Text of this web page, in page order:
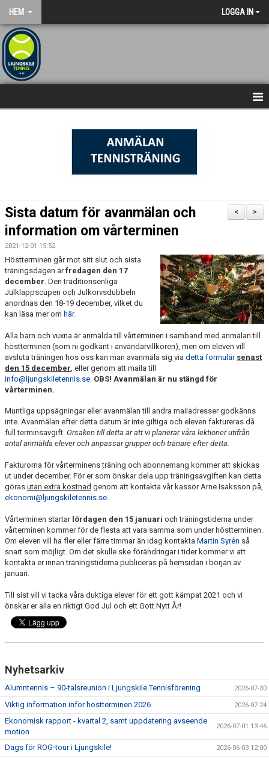
HEM LOGGA IN
>
<
Sista datum för avanmälan och
information om vårterminen
2021-12-01 15:52
Höstterminen går mot sitt slut och sista
träningsdagen ärfredagen den 17
december. Den traditionsenliga
Julklappscupen och Julkorvsdubbeln
anordnas den 18-19 december, vilket du
kan läsa mer om här.
Alla barn och vuxna är anmälda till vårterminen i samband med anmälan till
höstterminen (som ni godkänt i användarvillkoren), men om eleven vill
avsluta träningen hos oss kan man avanmäla sig via detta formulär senast
den 15 december, eller genom att maila till
info@ljungskiletennis.se. OBS! Avanmälan är nu stängd för
vårterminen.
Muntliga uppsägningar eller avanmälan till andra mailadresser godkänns
inte. Avanmälan efter detta datum är inte giltiga och eleven faktureras då
full terminsavgift. Orsaken till detta är att vi planerar våra lektioner utifrån
antal anmälda elever och anpassar grupper och tränare efter detta.
Fakturorna för vårterminens träning och abonnemang kommer att skickas
ut under december. För er som önskar dela upp träningsavgiften kan detta
göras utan extra kostnad genom att kontakta vår kassör Arne Isaksson på,
ekonomi@ljungskiletennis.se.
Vårterminen startar lördagen den 15 januari och träningstiderna under
vårterminen kommer för de flesta att vara samma som under höstterminen.
Om eleven vill ha fler eller färre timmar än idag kontakta Martin Syrén så
snart som möjligt. Om det skulle ske förändringar i tider kommer vi att
kontakta er innan träningstiderna publiceras på hemsidan i början av
januari.
Till sist vill vi tacka våra duktiga elever för ett gott kämpat 2021 och vi
önskar er alla en riktigt God Jul och ett Gott Nytt År!
Nyhetsarkiv
Alumntennis – 90-talsreunion i Ljungskile Tennisförening 2026-07-30
Viktig information inför höstterminen 2026 2026-07-24
Ekonomisk rapport - kvartal 2, samt uppdatering avseende
motion
2026-07-01 13:46
Dags för ROG-tour i Ljungskile! 2026-06-03 12:00